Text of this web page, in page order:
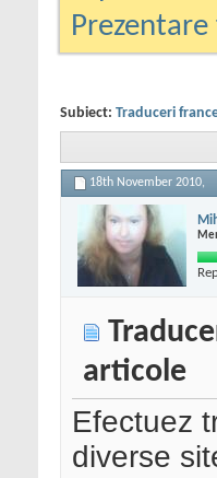
Subiect: Traduceri
18th November 2010,
articole
Efectuez
diverse